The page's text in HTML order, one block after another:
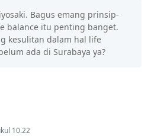
Bagus emang prinsip-
balance itu penting banget.
kesulitan dalam hal life
ada di Surabaya ya?
10.22